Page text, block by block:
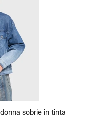
sobrie in tinta